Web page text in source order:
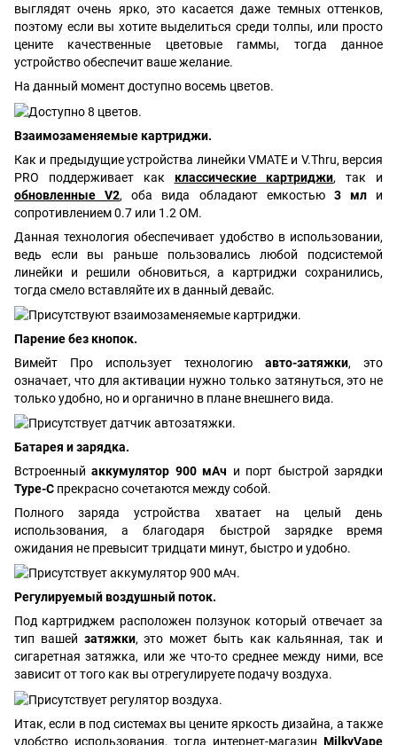
выглядят очень ярко, это касается даже темных оттенков,
поэтому если вы хотите выделиться среди толпы, или просто
цените качественные цветовые гаммы, тогда данное
устройство обеспечит ваше желание.
На данный момент доступно восемь цветов.
Взаимозаменяемые картриджи.
Как и предыдущие устройства линейки VMATE и V.Thru, версия
PRO поддерживает как классические картриджи, так и
обновленные V2, оба вида обладают емкостью 3 мли
сопротивлением 0.7 или 1.2 ОМ.
Данная технология обеспечивает удобство в использовании,
ведь если вы раньше пользовались любой подсистемой
линейки и решили обновиться, а картриджи сохранились,
тогда смело вставляйте их в данный девайс.
Парение без кнопок.
Вимейт Про использует технологию авто-затяжки, это
означает, что для активации нужно только затянуться, это не
только удобно, но и органично в плане внешнего вида.
Батарея и зарядка.
Встроенныйаккумулятор 900 мАч и порт быстрой зарядки
Type-C прекрасно сочетаются между собой.
Полного заряда устройства хватает на целый день
использования, а благодаря быстрой зарядке время
ожидания не превысит тридцати минут, быстро и удобно.
Регулируемый воздушный поток.
Под картриджем расположен ползунок который отвечает за
тип вашей затяжки, это может быть как кальянная, так и
сигаретная затяжка, или же что-то среднее между ними, все
зависит от того как вы отрегулируете подачу воздуха.
Итак, если в под системах вы цените яркость дизайна, а также
удобство использования, тогда интернет-магазин MilkyVape